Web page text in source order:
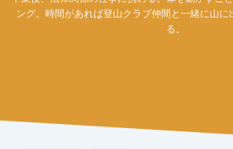
ング。時間があれば登山クラブ仲間と一緒に山
る。